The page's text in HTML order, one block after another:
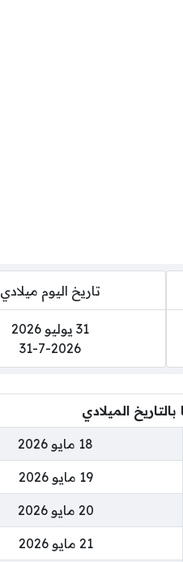
تاريخ اليوم ميلادي
31 يوليو 2026
31-7-2026
18 مايو 2026
19 مايو 2026
20 مايو 2026
21 مايو 2026